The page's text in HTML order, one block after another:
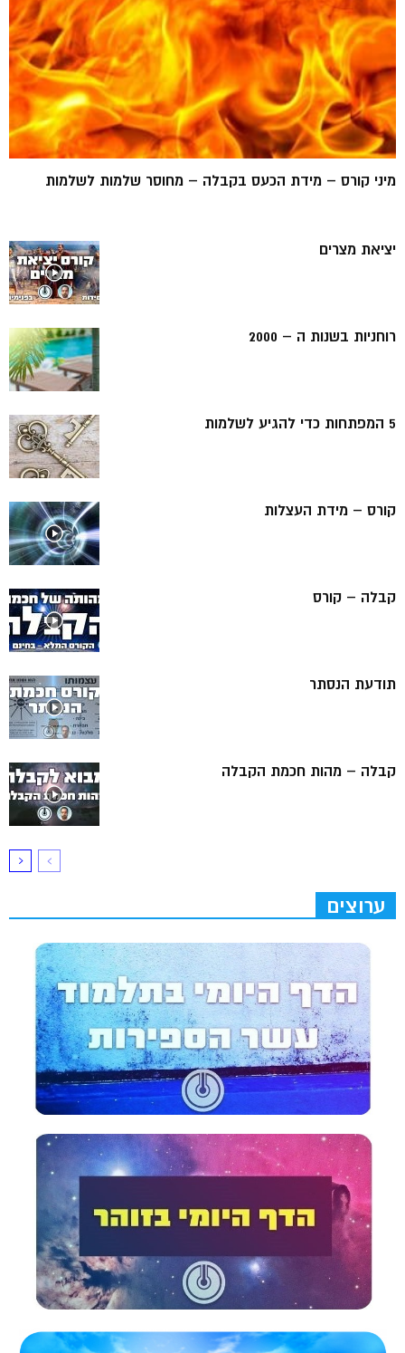
מיני קורס – מידת הכעס בקבלה – מחוסר שלמות לשלמות
יציאת מצרים
רוחניות בשנות ה – 2000
5 המפתחות כדי להגיע לשלמות
קורס – מידת העצלות
קבלה – קורס
תודעת הנסתר
קבלה – מהות חכמת הקבלה
ערוצים